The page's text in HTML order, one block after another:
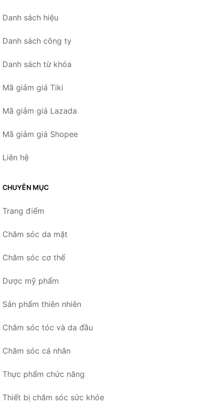
Danh sách hiệu
Danh sách công ty
Danh sách từ khóa
Mã giảm giá Tiki
Mã giảm giá Lazada
Mã giảm giá Shopee
Liên hệ
CHUYÊN MỤC
Trang điểm
Chăm sóc da mặt
Chăm sóc cơ thể
Dược mỹ phẩm
Sản phẩm thiên nhiên
Chăm sóc tóc và da đầu
Chăm sóc cá nhân
Thực phẩm chức năng
Thiết bị chăm sóc sức khỏe